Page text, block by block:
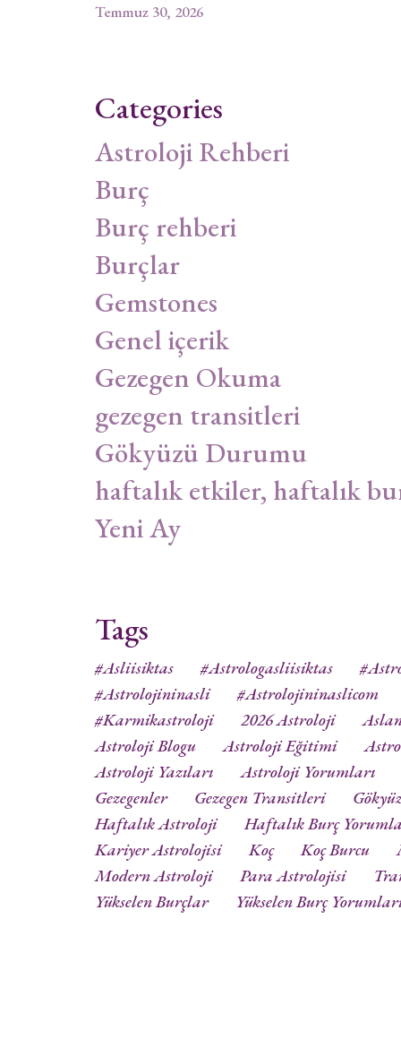
Temmuz 30, 2026
Categories
Astroloji Rehberi
Burç
Burç rehberi
Burçlar
Gemstones
Genel içerik
Gezegen Okuma
gezegen transitleri
Gökyüzü Durumu
haftalık etkiler, haftalık
Yeni Ay
Tags
#asliisiktas #astrologasliisiktas
#astrolojininasli
#astrolojininaslicom
#karmikastroloji
2026 Astroloji
Astroloji Blogu
Astroloji Eğitimi
Astroloji Yazıları
Astroloji Yorumları
Gezegenler
Gezegen Transitleri
Haftalık Astroloji
Haftalık Burç
Kariyer Astrolojisi
Koç Koç Burcu
Modern Astroloji
Para Astrolojisi
Yükselen Burçlar
Yükselen Burç